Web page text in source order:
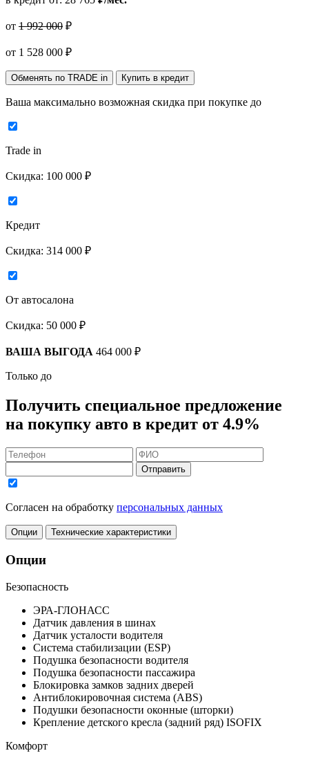
от 1 992 000 ₽
от 1 528 000 ₽
Обменять по TRADE in Купить в кредит
Ваша максимально возможная скидка при покупке до
Trade in
Скидка: 100 000 ₽
Кредит
Скидка: 314 000 ₽
От автосалона
Скидка: 50 000 ₽
ВАША ВЫГОДА 464 000 ₽
Только до
Получить специальное предложение
на покупку авто в кредит от 4.9%
Отправить
Согласен на обработку персональных данных
Опции Технические характеристики
Опции
Безопасность
ЭРА-ГЛОНАСС
Датчик давления в шинах
Датчик усталости водителя
Система стабилизации (ESP)
Подушка безопасности водителя
Подушка безопасности пассажира
Блокировка замков задних дверей
Антиблокировочная система (ABS)
Подушки безопасности оконные (шторки)
Крепление детского кресла (задний ряд) ISOFIX
Комфорт